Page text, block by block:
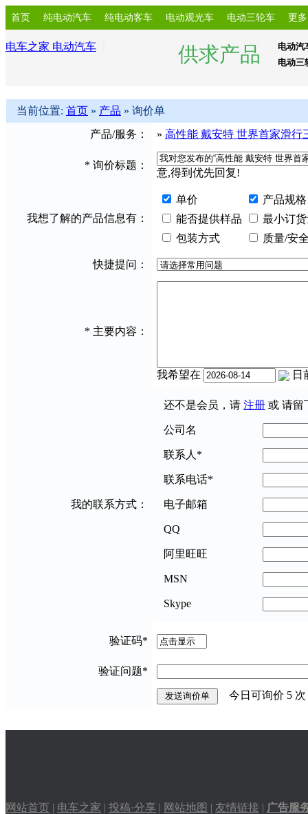
首页 纯电动汽车 纯电动客车 电动观光车 电动三轮车 更多
电车之家 电动汽车 供求产品
电动汽
电动三
当前位置: 首页 » 产品 » 询价单
产品/服务：
» 高性能 戴安特 世界首家滑行
* 询价标题：
意,得到优先回复!
我想了解的产品信息有：
单价
产品规格
能否提供样品
最小订
包装方式
质量/安
快捷提问：
* 主要内容：
我希望在 日
我的联系方式：
还不是会员，请 注册 或 请留
公司名
联系人 *
联系电话*
电子邮箱
QQ
阿里旺旺
MSN
Skype
验证码*
验证问题*
今日可询价 5
网站首页 | 电车之家 | 投稿·分享 | 网站地图 | 友情链接 | 广告服